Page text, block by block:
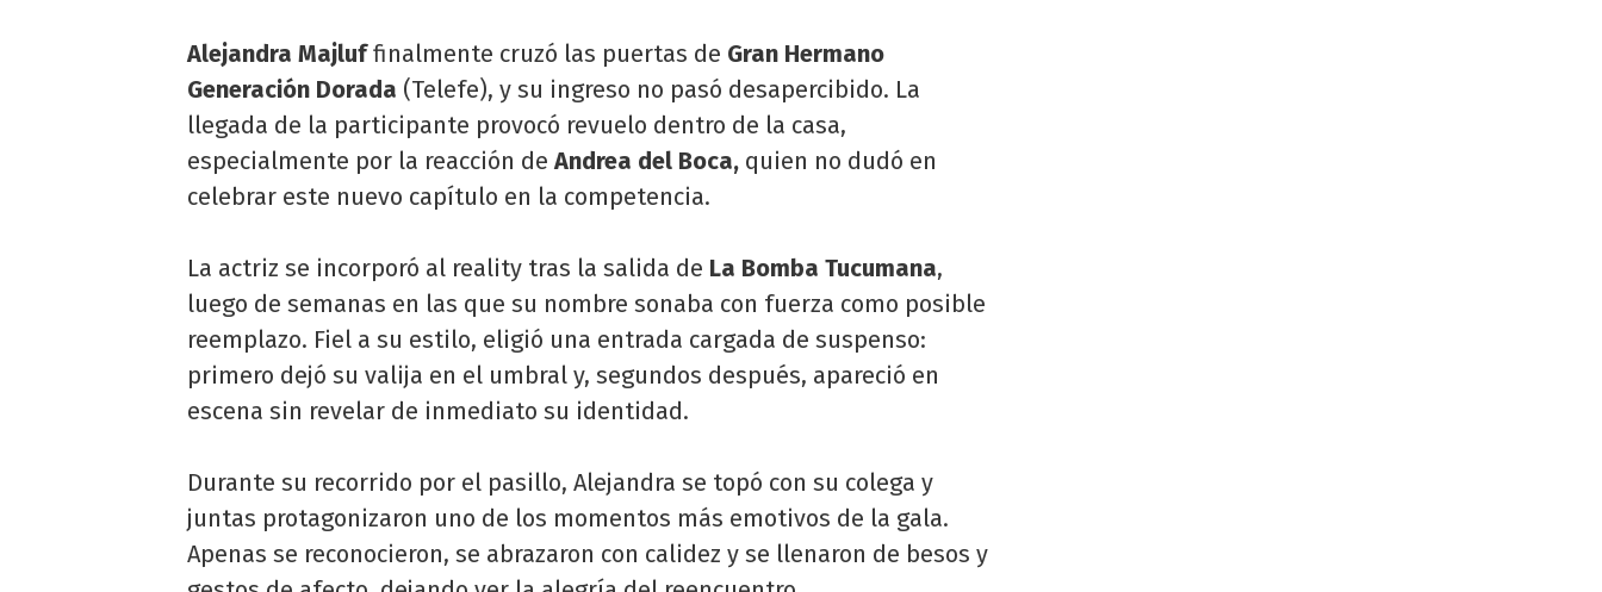
Alejandra Majluffinalmente cruzó las puertas de Gran Hermano
Generación Dorada (Telefe), y su ingreso no pasó desapercibido. La
llegada de la participante provocó revuelo dentro de la casa,
especialmente por la reacción de Andrea del Boca, quien no dudó en
celebrar este nuevo capítulo en la competencia.
La actriz se incorporó al reality tras la salida de La Bomba Tucumana,
luego de semanas en las que su nombre sonaba con fuerza como posible
reemplazo. Fiel a su estilo, eligió una entrada cargada de suspenso:
primero dejó su valija en el umbral y, segundos después, apareció en
escena sin revelar de inmediato su identidad.
Durante su recorrido por el pasillo, Alejandra se topó con su colega y
juntas protagonizaron uno de los momentos más emotivos de la gala.
Apenas se reconocieron, se abrazaron con calidez y se llenaron de besos y